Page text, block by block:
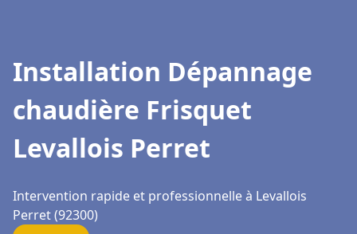
Installation Dépannage
chaudière Frisquet
Levallois Perret
Intervention rapide et professionnelle à Levallois
Perret (92300)